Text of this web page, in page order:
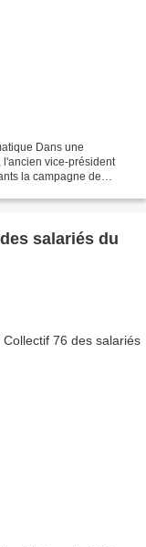
Dans une
l'ancien vice-président
la campagne de
salariés du